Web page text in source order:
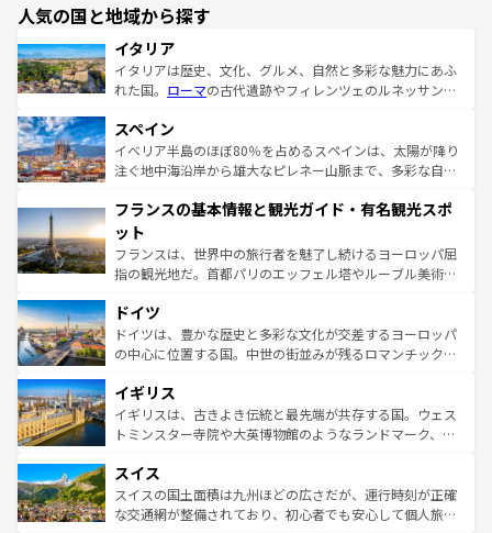
人気の国と地域から探す
イタリア
イタリアは歴史、文化、グルメ、自然と多彩な魅力にあふ
れた国。 ローマの古代遺跡やフィレンツェのルネッサンス
ろん、トスカーナの美しい田園風景やアマルフィ海岸の絶
景など、自然景観も見逃せない。観光の合間には、本場の
ピザやパスタなど、絶品のイタリア料理を堪能することも
ませてくれるイタリアで、忘れられない旅をしてみよう！
なお、新着のイタリア情報は
しい。
スペイン
イベリア半島のほぼ80％を占めるスペインは、太陽が降り
注ぐ地中海沿岸から雄大なピレネー山脈まで、多彩な自然
文化が根付くこの国では、情熱的なフラメンコ、熱気あふ
れる闘牛、そして美味しいタパスが生活の一部となってい
る。首都マドリードの洗練された雰囲気や、バルセロナの
アートに溢れた街角から、地方では古代ローマ遺跡や中世
せる。地方によって風土や気候が異なるスペインはその個
性で訪れる人を魅了する。 なお、新着のスペイン情報は コ
ンテンツ一覧を参照してほしい。
フランスの基本情報と観光ガイド・有名観光スポ
ット
フランスは、世界中の旅行者を魅了し続けるヨーロッパ屈
指の観光地だ。首都パリのエッフェル塔やルーブル美術館
で、幅広い魅力が詰まっている。華麗な宮殿、歴史的な大
聖堂、美しいビーチ、そして豊かな自然が、訪れる者を心
から魅了する。また、フランスは美食の国としても知ら
いる。シャンパンの発祥地であるランス、プロヴァンスの
香り高いラベンダー畑など、多彩な楽しみ方が可能だ。さ
らに、パリ以外の地域にも魅力が溢れており、どの街角に
れる地方に足を運ぶとそれぞれで全く異なる文化を体験で
きるだろう。 なお、新着のフランス情報はコンテンツ一覧
を参照してほしい。
ドイツ
ドイツは、豊かな歴史と多彩な文化が交差するヨーロッパ
の中心に位置する国。中世の街並みが残るロマンチック街
顔を持つこの国は、どこを歩いても飽きることがない。ベ
ルリンの文化的活気、バイエルン州のアルプスの絶景、そ
してライン川沿いのワイン畑といった風景は必見。ビール
は、お酒好きな人にはぜひ体験してほしい。 なお、新着の
ドイツ情報はコンテンツ一覧を参照してほしい。
イギリス
イギリスは、古きよき伝統と最先端が共存する国。ウェス
トミンスター寺院や大英博物館のようなランドマーク、歴
リアごとに異なる魅力がある。また、優雅なアフタヌーン
ティー、ビール好きにはたまらない英国パブ、サッカー観
戦など、本場だからこそできる体験も豊富。イギリスを旅
スイス
スイスの国土面積は九州ほどの広さだが、運行時刻が正確
な交通網が整備されており、初心者でも安心して個人旅行